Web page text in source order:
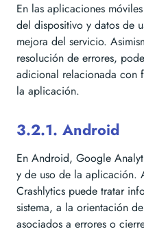
En las aplicaciones
del dispositivo y datos de
mejora del servicio.
resolución de errores,
adicional relacionada con
la aplicación.
3.2.1. Android
En Android, Google
y de uso de la aplicación.
Crashlytics puede tratar
sistema, a la orientación
asociados a errores o